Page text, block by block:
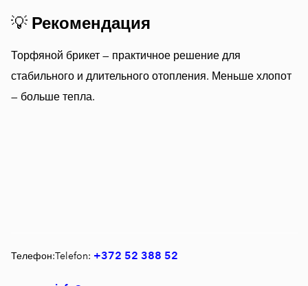
💡 Рекомендация
Торфяной брикет — практичное решение для
стабильного и длительного отопления. Меньше хлопот
— больше тепла.
Телефон:Telefon: +372 52 388 52